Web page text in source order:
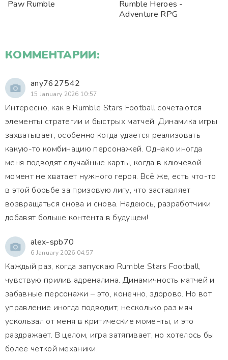
Paw Rumble
Rumble Heroes -
Adventure RPG
КОММЕНТАРИИ:
any7627542
15 January 2026 10:57
Интересно, как в Rumble Stars Football сочетаются
элементы стратегии и быстрых матчей. Динамика игры
захватывает, особенно когда удается реализовать
какую-то комбинацию персонажей. Однако иногда
меня подводят случайные карты, когда в ключевой
момент не хватает нужного героя. Всё же, есть что-то
в этой борьбе за призовую лигу, что заставляет
возвращаться снова и снова. Надеюсь, разработчики
добавят больше контента в будущем!
alex-spb70
6 January 2026 04:57
Каждый раз, когда запускаю Rumble Stars Football,
чувствую прилив адреналина. Динамичность матчей и
забавные персонажи – это, конечно, здорово. Но вот
управление иногда подводит; несколько раз мяч
ускользал от меня в критические моменты, и это
раздражает. В целом, игра затягивает, но хотелось бы
более чёткой механики.